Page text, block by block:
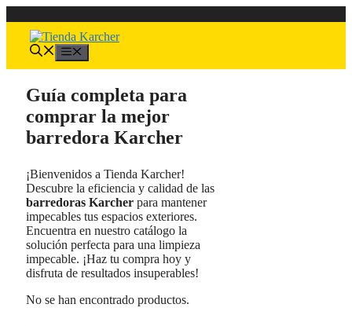
al
contenido
Guía completa para
comprar la mejor
barredora Karcher
¡Bienvenidos a Tienda Karcher!
Descubre la eficiencia y calidad de las
barredoras Karcher para mantener
impecables tus espacios exteriores.
Encuentra en nuestro catálogo la
solución perfecta para una limpieza
impecable. ¡Haz tu compra hoy y
disfruta de resultados insuperables!
No se han encontrado productos.